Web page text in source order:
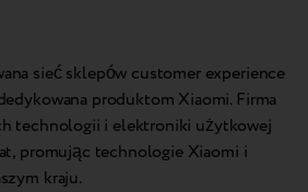
sieć sklepów customer experience
produktom Xiaomi. Firma
technologii i elektroniki użytkowej
promując technologie Xiaomi i
kraju.